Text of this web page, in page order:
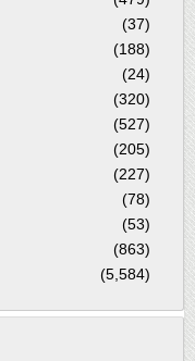
(37)
(188)
(24)
(320)
(527)
(205)
(227)
(78)
(53)
(863)
(5,584)